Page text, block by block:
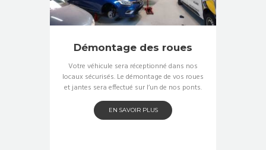
Démontage des roues
Votre véhicule sera réceptionné dans nos
locaux sécurisés. Le démontage de vos roues
et jantes sera effectué sur l’un de nos ponts.
EN SAVOIR PLUS